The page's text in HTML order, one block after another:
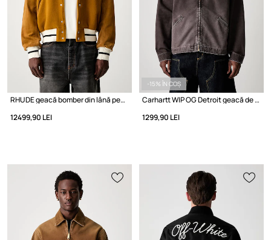
RHUDE geacă bomber din lână pentru bărbați
12499,90 LEI
-15% ÎN COȘ
Carhartt WIP OG Detroit geacă de tranziție din bumbac pentru bărbați
1299,90 LEI